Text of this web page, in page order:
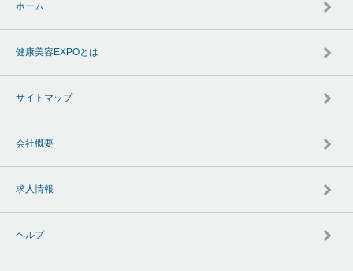
ホーム
健康美容EXPOとは
サイトマップ
会社概要
求人情報
ヘルプ